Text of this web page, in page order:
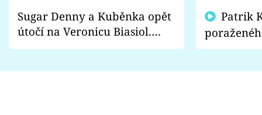
Sugar Denny a Kuběnka opět
útočí na Veronicu Biasiol.
Proč je podle nich falešná a
fanoušci